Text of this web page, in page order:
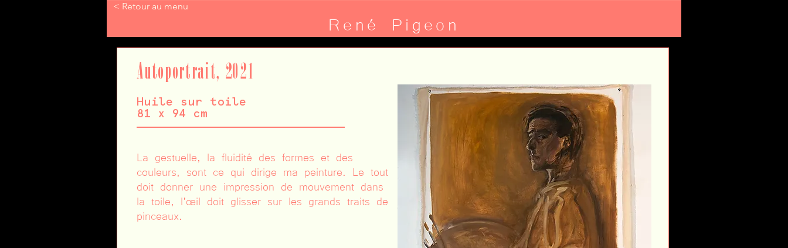
Autoportrait, 2021
Huile sur toile
81 x 94 cm
La gestuelle, la fluidité des formes et des
couleurs, sont ce qui dirige ma peinture. Le tout
doit donner une impression de mouvement dans
la toile, l’œil doit glisser sur les grands traits de
pinceaux.
René Pigeon
< Retour au menu